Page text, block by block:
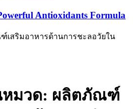
Antioxidants Formula
เสริมอาหารด้านการชะลอวัยใน
มวด: ผลิตภัณฑ์